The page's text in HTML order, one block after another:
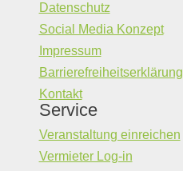
Datenschutz
Social Media Konzept
Impressum
Barrierefreiheitserklärung
Kontakt
Service
Veranstaltung einreichen
Vermieter Log-in